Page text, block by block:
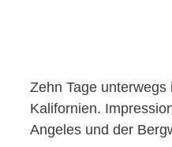
Zehn Tage unterwegs
Kalifornien.
Angeles und der